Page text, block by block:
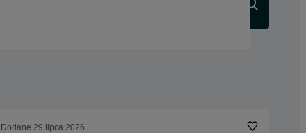
Dodane 29 lipca 2026